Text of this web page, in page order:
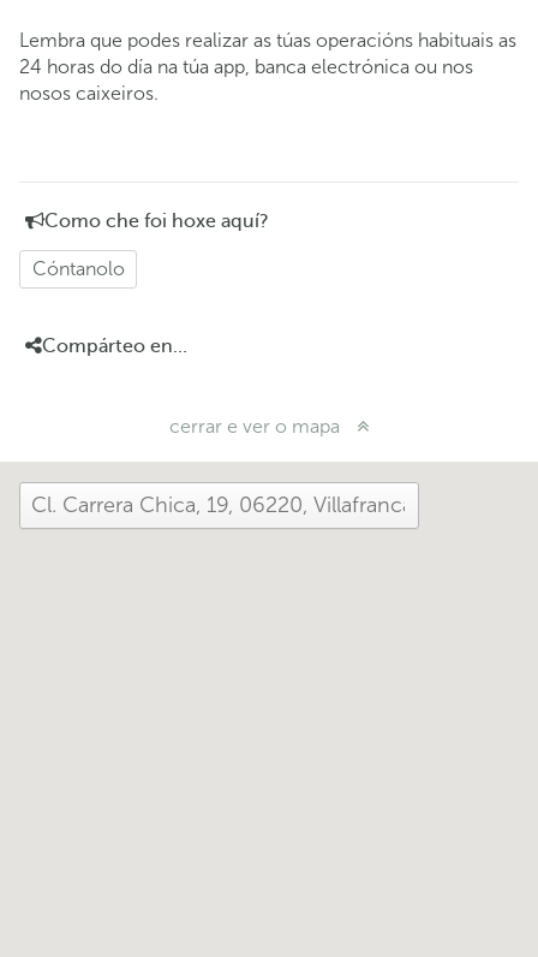
Lembra que podes realizar as túas operacións habituais as
24 horas do día na túa app, banca electrónica ou nos
nosos caixeiros.
Como che foi hoxe aquí?
Cóntanolo
Compárteo en...
cerrar e ver o mapa